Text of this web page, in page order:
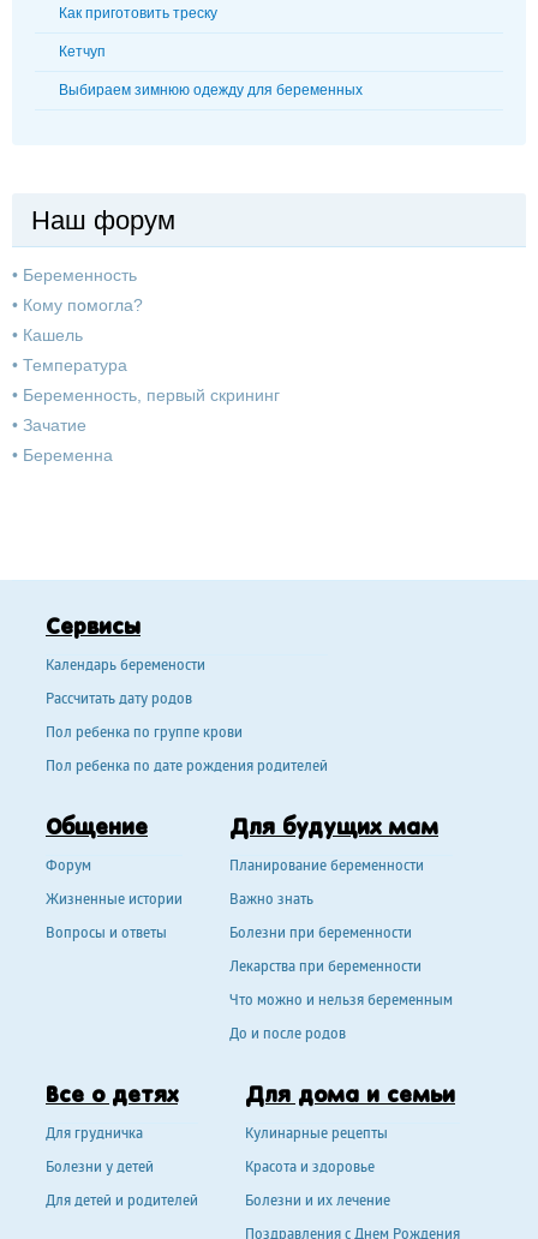
Как приготовить треску
Кетчуп
Выбираем зимнюю одежду для беременных
Наш форум
• Беременность
• Кому помогла?
• Кашель
• Температура
• Беременность, первый скрининг
• Зачатие
• Беременна
Сервисы
Календарь беремености
Рассчитать дату родов
Пол ребенка по группе крови
Пол ребенка по дате рождения родителей
Общение
Форум
Жизненные истории
Вопросы и ответы
Для будущих мам
Планирование беременности
Важно знать
Болезни при беременности
Лекарства при беременности
Что можно и нельзя беременным
До и после родов
Все о детях
Для грудничка
Болезни у детей
Для детей и родителей
Для дома и семьи
Кулинарные рецепты
Красота и здоровье
Болезни и их лечение